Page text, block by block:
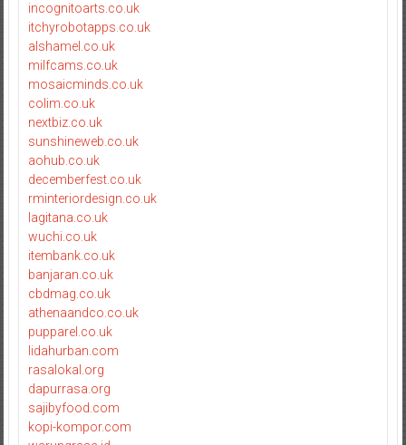
incognitoarts.co.uk
itchyrobotapps.co.uk
alshamel.co.uk
milfcams.co.uk
mosaicminds.co.uk
colim.co.uk
nextbiz.co.uk
sunshineweb.co.uk
aohub.co.uk
decemberfest.co.uk
rminteriordesign.co.uk
lagitana.co.uk
wuchi.co.uk
itembank.co.uk
banjaran.co.uk
cbdmag.co.uk
athenaandco.co.uk
pupparel.co.uk
lidahurban.com
rasalokal.org
dapurrasa.org
sajibyfood.com
kopi-kompor.com